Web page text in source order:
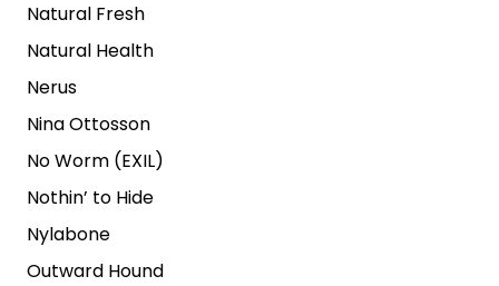
Natural Fresh
Natural Health
Nerus
Nina Ottosson
No Worm (EXIL)
Nothin’ to Hide
Nylabone
Outward Hound